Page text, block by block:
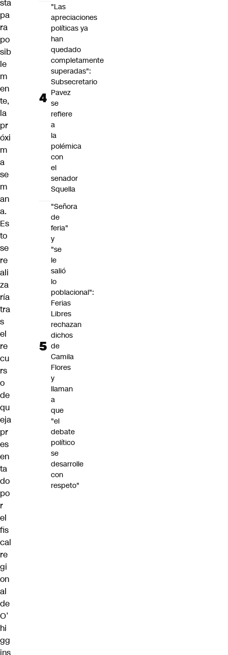
sta
pa
ra
po
sib
le
m
en
te,
la
pr
óxi
m
a
se
m
an
a.
Es
to
se
re
ali
za
ría
tra
s
el
re
cu
rs
o
de
qu
eja
pr
es
en
ta
do
po
r
el
fis
cal
re
gi
on
al
de
O’
hi
gg
ins
"Las
apreciaciones
políticas ya
han
quedado
completamente
superadas":
Subsecretario
Pavez
se
refiere
a
la
polémica
con
el
senador
Squella
"Señora
de
feria"
y
"se
le
salió
lo
poblacional":
Ferias
Libres
rechazan
dichos
de
Camila
Flores
y
llaman
a
que
"el
debate
político
se
desarrolle
con
respeto"